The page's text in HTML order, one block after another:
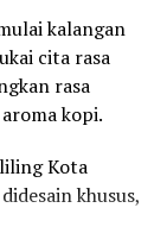
di Provinsi
Gerakan
yang
petani
Pesantren
kalangan
cita rasa
rasa
kopi.
Kota
khusus,